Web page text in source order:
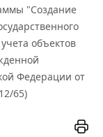
"Создание
объектов
Федерации от
65)